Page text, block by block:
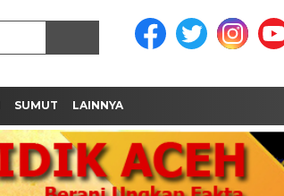
SUMUT LAINNYA